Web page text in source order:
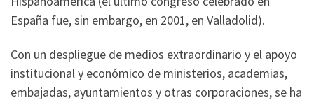
España fue, sin embargo, en 2001, en Valladolid).
Con un despliegue de medios extraordinario y el apoyo
institucional y económico de ministerios, academias,
embajadas, ayuntamientos y otras corporaciones, se ha